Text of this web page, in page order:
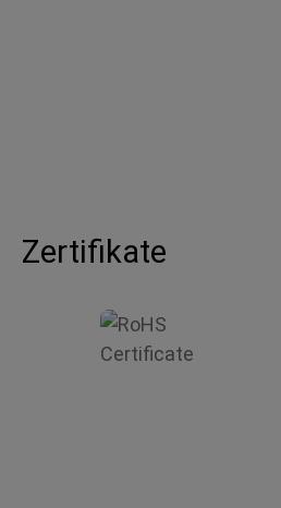
Zertifikate